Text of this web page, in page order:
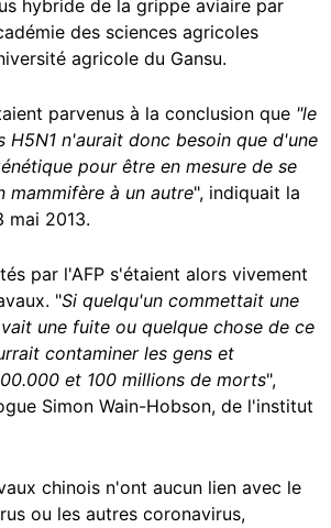
hybride de la grippe aviaire par
des sciences agricoles
agricole du Gansu.
parvenus à la conclusion que "le
H5N1 n'aurait donc besoin que d'une
pour être en mesure de se
mammifère à un autre", indiquait la
mai 2013.
par l'AFP s'étaient alors vivement
"Si quelqu'un commettait une
une fuite ou quelque chose de ce
contaminer les gens et
et 100 millions de morts",
Simon Wain-Hobson, de l'institut
chinois n'ont aucun lien avec le
ou les autres coronavirus,